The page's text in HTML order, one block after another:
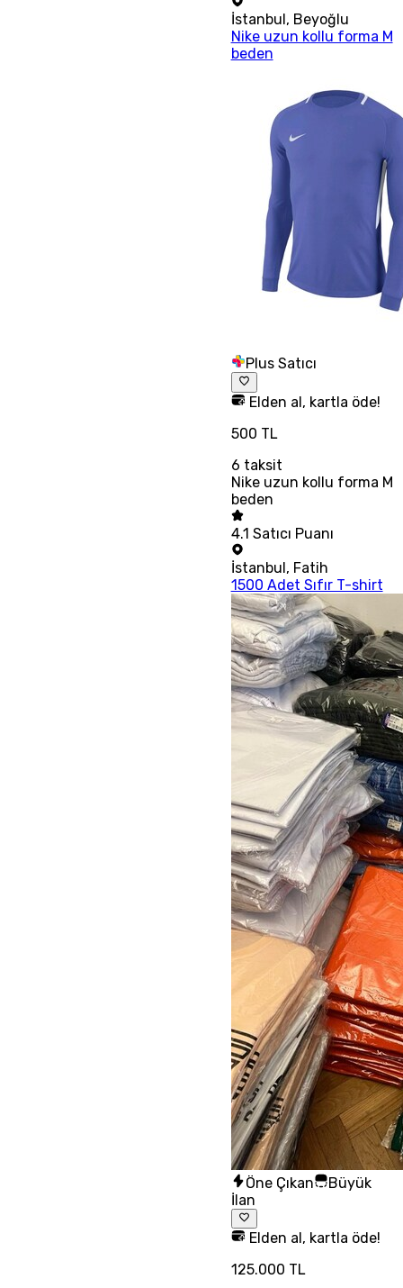
İstanbul , Beyoğlu
Nike uzun kollu forma M
beden
Plus Satıcı
Elden al, kartla öde!
500 TL
6 taksit
Nike uzun kollu forma M
beden
4.1 Satıcı Puanı
İstanbul, Fatih
1500 Adet Sıfır T-shirt
Öne Çıkan
Büyük
İlan
Elden al, kartla öde!
125.000 TL